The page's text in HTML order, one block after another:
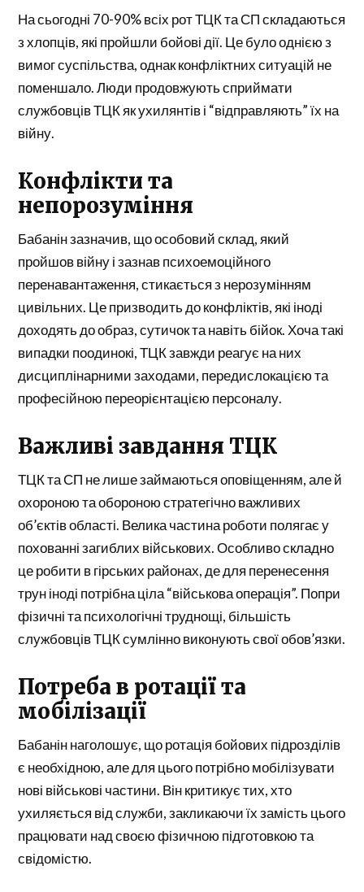
На сьогодні 70-90% всіх рот ТЦК та СП складаються
з хлопців, які пройшли бойові дії. Це було однією з
вимог суспільства, однак конфліктних ситуацій не
поменшало. Люди продовжують сприймати
службовців ТЦК як ухилянтів і “відправляють” їх на
війну.
Конфлікти та
непорозуміння
Бабанін зазначив, що особовий склад, який
пройшов війну і зазнав психоемоційного
перенавантаження, стикається з нерозумінням
цивільних. Це призводить до конфліктів, які іноді
доходять до образ, сутичок та навіть бійок. Хоча такі
випадки поодинокі, ТЦК завжди реагує на них
дисциплінарними заходами, передислокацією та
професійною переорієнтацією персоналу.
Важливі завдання ТЦК
ТЦК та СП не лише займаються оповіщенням, але й
охороною та обороною стратегічно важливих
об’єктів області. Велика частина роботи полягає у
похованні загиблих військових. Особливо складно
це робити в гірських районах, де для перенесення
трун іноді потрібна ціла “військова операція”. Попри
фізичні та психологічні труднощі, більшість
службовців ТЦК сумлінно виконують свої обов’язки.
Потреба в ротації та
мобілізації
Бабанін наголошує, що ротація бойових підрозділів
є необхідною, але для цього потрібно мобілізувати
нові військові частини. Він критикує тих, хто
ухиляється від служби, закликаючи їх замість цього
працювати над своєю фізичною підготовкою та
свідомістю.